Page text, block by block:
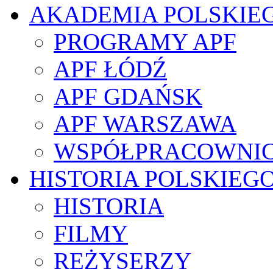
AKADEMIA
PROGRAMY APF
APF ŁÓDŹ
APF GDAŃSK
APF WARSZAWA
HISTORIA
HISTORIA
FILMY
REŻYSERZY